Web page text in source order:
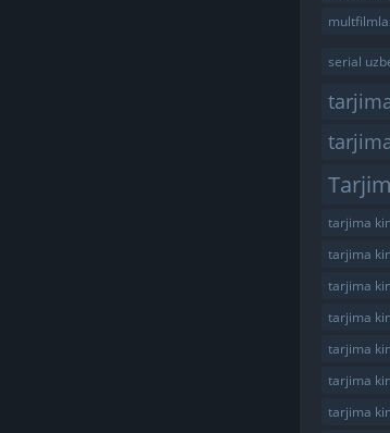
serial
tarjima
tarjima
tarjima
tarjima
tarjima
tarjima
tarjima